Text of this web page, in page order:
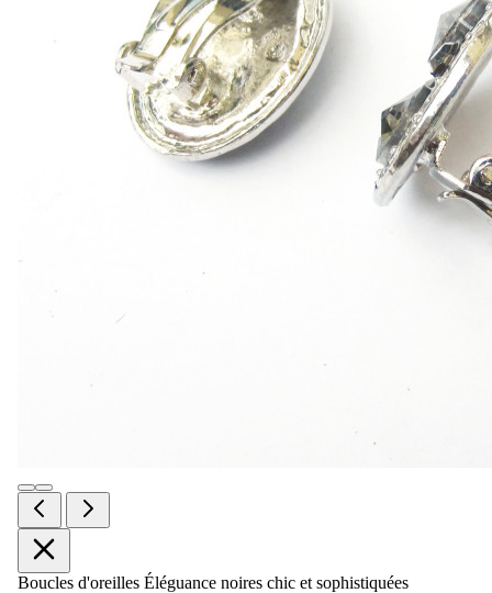
Boucles d'oreilles Éléguance noires chic et sophistiquées